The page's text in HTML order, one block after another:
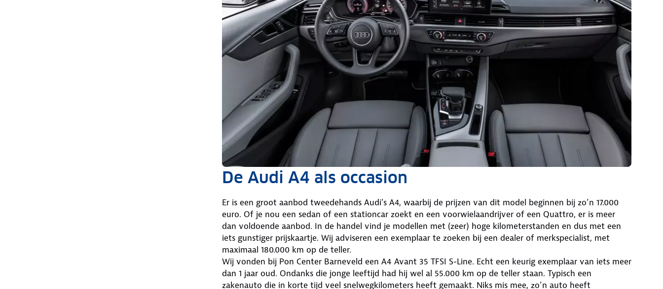
De Audi A4 als occasion
Er is een groot aanbod tweedehands Audi’s A4, waarbij de prijzen van dit model beginnen bij zo’n 17.000
euro. Of je nou een sedan of een stationcar zoekt en een voorwielaandrijver of een Quattro, er is meer
dan voldoende aanbod. In de handel vind je modellen met (zeer) hoge kilometerstanden en dus met een
iets gunstiger prijskaartje. Wij adviseren een exemplaar te zoeken bij een dealer of merkspecialist, met
maximaal 180.000 km op de teller.
Wij vonden bij Pon Center Barneveld een A4 Avant 35 TFSI S-Line. Echt een keurig exemplaar van iets meer
dan 1 jaar oud. Ondanks die jonge leeftijd had hij wel al 55.000 km op de teller staan. Typisch een
zakenauto die in korte tijd veel snelwegkilometers heeft gemaakt. Niks mis mee, zo’n auto heeft